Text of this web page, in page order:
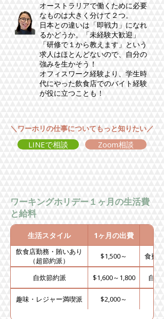
オーストラリアで働くために必要
なものは大きく分けて２つ。
日本との違いは「即戦力」になれ
るかどうか。「未経験大歓迎」
「研修で１から教えます」という
求人はほとんどないので、自分の
強みを生かそう！​
​オフィスワーク経験より、学生時
代にやった飲食店でのバイト経験
が役に立つことも！
＼ワーホリの仕事についてもっと知りたい／
LINEで相談 Zoom相談
ワーキングホリデー１ヶ月の生活費
と給料
生活スタイル 1ヶ月の出費
飲食店勤務・賄いあり
（超節約派）
$1,500～ 食費
自炊節約派 $1,600～1,800 自炊
趣味・レジャー満喫派 $2,000～